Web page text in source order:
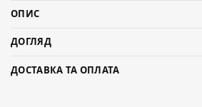
ОПИС
ДОГЛЯД
ДОСТАВКА ТА ОПЛАТА